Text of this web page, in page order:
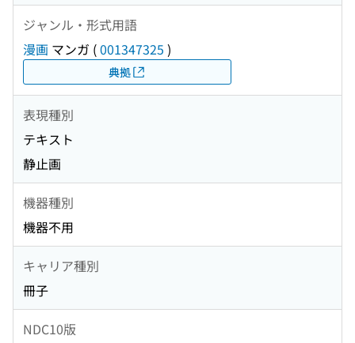
ジャンル・形式用語
漫画 マンガ (001347325 )
典拠
表現種別
テキスト
静止画
機器種別
機器不用
キャリア種別
冊子
NDC10版